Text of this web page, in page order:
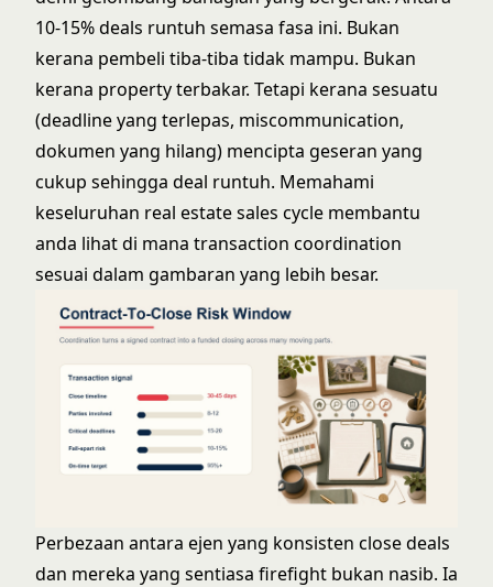
10-15% deals runtuh semasa fasa ini. Bukan
kerana pembeli tiba-tiba tidak mampu. Bukan
kerana property terbakar. Tetapi kerana sesuatu
(deadline yang terlepas, miscommunication,
dokumen yang hilang) mencipta geseran yang
cukup sehingga deal runtuh. Memahami
keseluruhan real estate sales cycle membantu
anda lihat di mana transaction coordination
sesuai dalam gambaran yang lebih besar.
Perbezaan antara ejen yang konsisten close deals
dan mereka yang sentiasa firefight bukan nasib. Ia